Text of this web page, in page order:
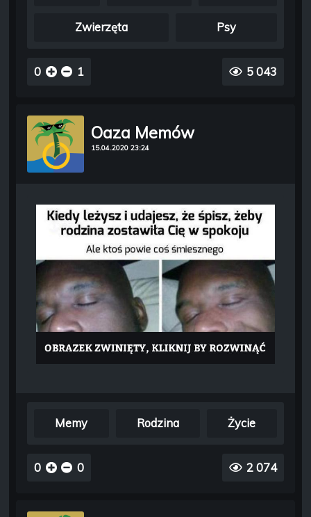
Zwierzęta Psy
0 1 5 043
Oaza Memów
15.04.2020 23:24
Memy Rodzina Życie
0 0 2 074